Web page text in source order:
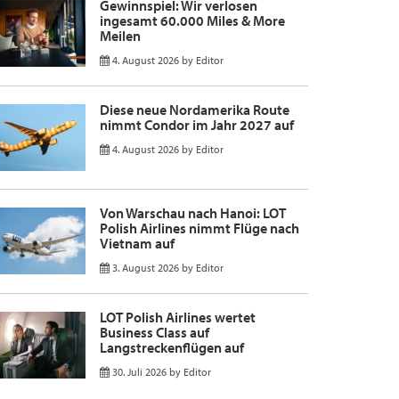
Gewinnspiel: Wir verlosen
ingesamt 60.000 Miles & More
Meilen
4. August 2026 by Editor
Diese neue Nordamerika Route
nimmt Condor im Jahr 2027 auf
4. August 2026 by Editor
Von Warschau nach Hanoi: LOT
Polish Airlines nimmt Flüge nach
Vietnam auf
3. August 2026 by Editor
LOT Polish Airlines wertet
Business Class auf
Langstreckenflügen auf
30. Juli 2026 by Editor